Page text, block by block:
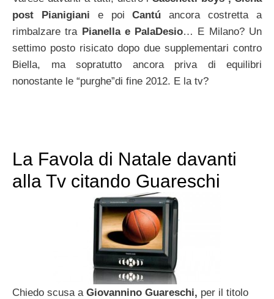
post Pianigiani e poiCantú ancora costretta a
rimbalzare tra Pianella e PalaDesio… E Milano? Un
settimo posto risicato dopo due supplementari contro
Biella, ma sopratutto ancora priva di equilibri
nonostante le “purghe”di fine 2012. E la tv?
La Favola di Natale davanti
alla Tv citando Guareschi
Chiedo scusa a Giovannino Guareschi, per il titolo